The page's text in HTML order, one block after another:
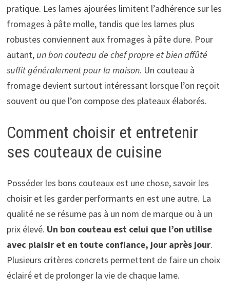
pratique. Les lames ajourées limitent l’adhérence sur les
fromages à pâte molle, tandis que les lames plus
robustes conviennent aux fromages à pâte dure. Pour
autant, un bon couteau de chef propre et bien affûté
suffit généralement pour la maison. Un couteau à
fromage devient surtout intéressant lorsque l’on reçoit
souvent ou que l’on compose des plateaux élaborés.
Comment choisir et entretenir
ses couteaux de cuisine
Posséder les bons couteaux est une chose, savoir les
choisir et les garder performants en est une autre. La
qualité ne se résume pas à un nom de marque ou à un
prix élevé. Un bon couteau est celui que l’on utilise
avec plaisir et en toute confiance, jour après jour.
Plusieurs critères concrets permettent de faire un choix
éclairé et de prolonger la vie de chaque lame.